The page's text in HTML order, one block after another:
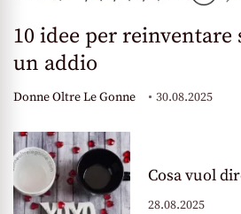
10 idee per reinventare
un addio
Donne Oltre Le Gonne 30.08.2025
Cosa vuol
28.08.2025